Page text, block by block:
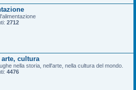
2712
cultura
nella storia, nell'arte, nella cultura del mondo.
4476